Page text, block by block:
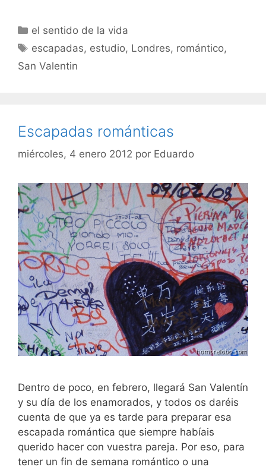
Categorías
el sentido de la vida
Etiquetas
escapadas, estudio, Londres, romántico,
San Valentin
Escapadas románticas
miércoles, 4 enero 2012 por Eduardo
Dentro de poco, en febrero, llegará San Valentín
y su día de los enamorados, y todos os daréis
cuenta de que ya es tarde para preparar esa
escapada romántica que siempre habíais
querido hacer con vuestra pareja. Por eso, para
tener un fin de semana romántico o una